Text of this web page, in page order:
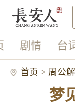
剧情 台
首页 周公
梦